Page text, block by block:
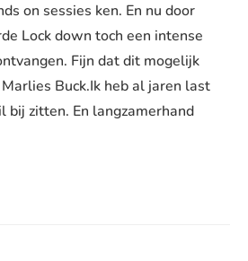
on sessies ken. En nu door
Lock down toch een intense
Fijn dat dit mogelijk
Buck.Ik heb al jaren last
bij zitten. En langzamerhand